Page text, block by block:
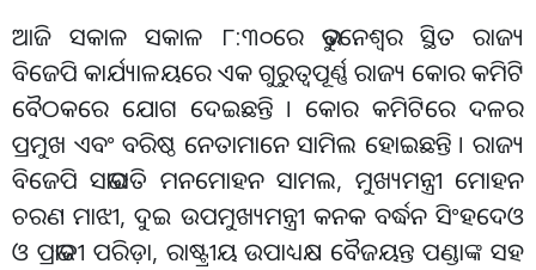
ଆଜି ସକାଳ ସକାଳ ୮:୩୦ରେ ଭୁବନେଶ୍ବର ସ୍ଥିତ ରାଜ୍ୟ
ବିଜେପି କାର୍ଯ୍ୟାଳୟରେ ଏକ ଗୁରୁତ୍ୱପୂର୍ଣ୍ଣ ରାଜ୍ୟ କୋର କମିଟି
ବୈଠକରେ ଯୋଗ ଦେଇଛନ୍ତି । କୋର କମିଟିରେ ଦଳର
ପ୍ରମୁଖ ଏବଂ ବରିଷ୍ଠ ନେତାମାନେ ସାମିଲ ହୋଇଛନ୍ତି । ରାଜ୍ୟ
ବିଜେପି ସଭାପତି ମନମୋହନ ସାମଲ, ମୁଖ୍ୟମନ୍ତ୍ରୀ ମୋହନ
ଚରଣ ମାଝୀ, ଦୁଇ ଉପମୁଖ୍ୟମନ୍ତ୍ରୀ କନକ ବର୍ଦ୍ଧନ ସିଂହଦେଓ
ଓ ପ୍ରଭାତୀ ପରିଡ଼ା, ରାଷ୍ଟ୍ରୀୟ ଉପାଧ୍ୟକ୍ଷ ବୈଜୟନ୍ତ ପଣ୍ଡାଙ୍କ ସହ